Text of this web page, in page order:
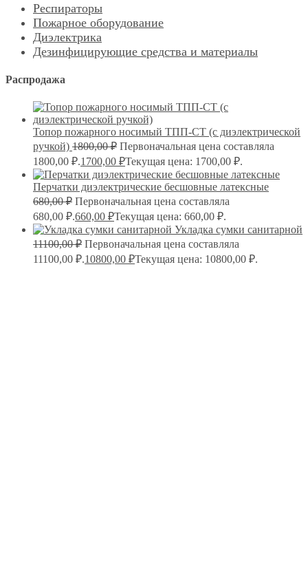
Респираторы
Пожарное оборудование
Диэлектрика
Дезинфицирующие средства и материалы
Распродажа
Топор пожарного носимый ТПП-СТ (с диэлектрической
ручкой) 1800,00₽ Первоначальная цена составляла
1800,00 ₽.1700,00 ₽Текущая цена: 1700,00 ₽.
Перчатки диэлектрические бесшовные латексные
680,00₽ Первоначальная цена составляла
680,00 ₽.660,00 ₽Текущая цена: 660,00 ₽.
Укладка сумки санитарной
11100,00₽ Первоначальная цена составляла
11100,00 ₽.10800,00 ₽Текущая цена: 10800,00 ₽.